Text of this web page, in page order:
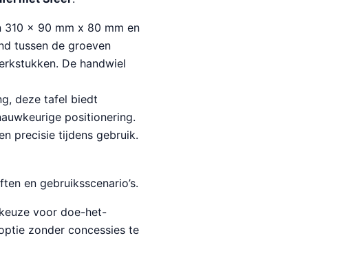
x 90 mm x 80 mm en
tussen de groeven
De handwiel
deze tafel biedt
positionering.
precisie tijdens gebruik.
en gebruiksscenario’s.
voor doe-het-
zonder concessies te